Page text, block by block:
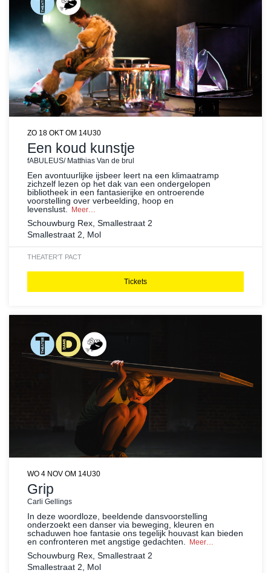
Een koud kunstje
fABULEUS/ Matthias Van de brul
ZO 18 OKT OM 14U30
Een avontuurlijke ijsbeer leert na een klimaatramp
zichzelf lezen op het dak van een ondergelopen
bibliotheek in een fantasierijke en ontroerende
voorstelling over verbeelding, hoop en
levenslust. Meer…
Schouwburg Rex, Smallestraat 2
Smallestraat 2, Mol
THEATER'T PACT
Tickets
Grip
Carli Gellings
WO 4 NOV OM 14U30
In deze woordloze, beeldende dansvoorstelling
onderzoekt een danser via beweging, kleuren en
schaduwen hoe fantasie ons tegelijk houvast kan bieden
en confronteren met angstige gedachten.
Meer…
Schouwburg Rex, Smallestraat 2
Smallestraat 2, Mol